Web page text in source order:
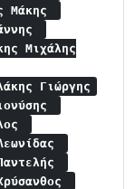
Μάκης
Μιχάλης
Γιώργης